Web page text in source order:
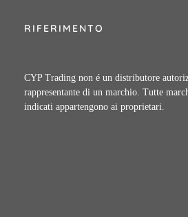
RIFERIMENTO
CYP Trading non é un distributore
rappresentante di un marchio. Tutte
indicati appartengono ai proprietari.